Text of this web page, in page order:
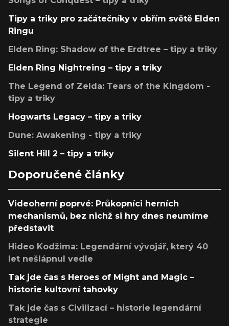
Tipy a triky pro začátečníky v obřím světě Elden
Ringu
Elden Ring: Shadow of the Erdtree – tipy a triky
Elden Ring Nightreing – tipy a triky
The Legend of Zelda: Tears of the Kingdom -
tipy a triky
Hogwarts Legacy – tipy a triky
Dune: Awakening - tipy a triky
Silent Hill 2 – tipy a triky
Doporučené články
Videoherní poprvé: Průkopníci herních
mechanismů, bez nichž si hry dnes neumíme
představit
Hideo Kodžima: Legendární vývojář, který 40
let nešlápnul vedle
Tak jde čas s Heroes of Might and Magic –
historie kultovní tahovky
Tak jde čas s Civilizací – historie legendární
strategie